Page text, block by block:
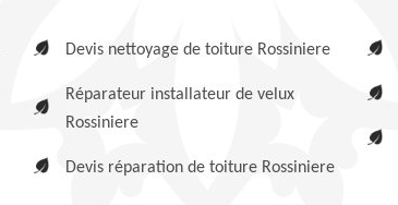
Devis nettoyage de toiture Rossiniere
Réparateur installateur de velux
Rossiniere
Devis réparation de toiture Rossiniere